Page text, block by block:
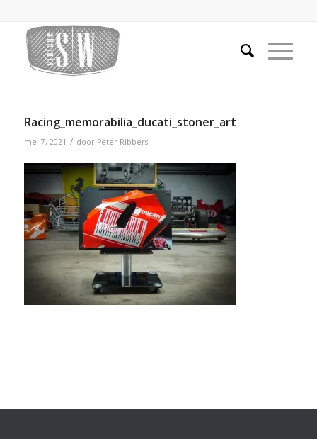
Racing_memorabilia_ducati_stoner_art
mei 7, 2021 / door Peter Ribbers